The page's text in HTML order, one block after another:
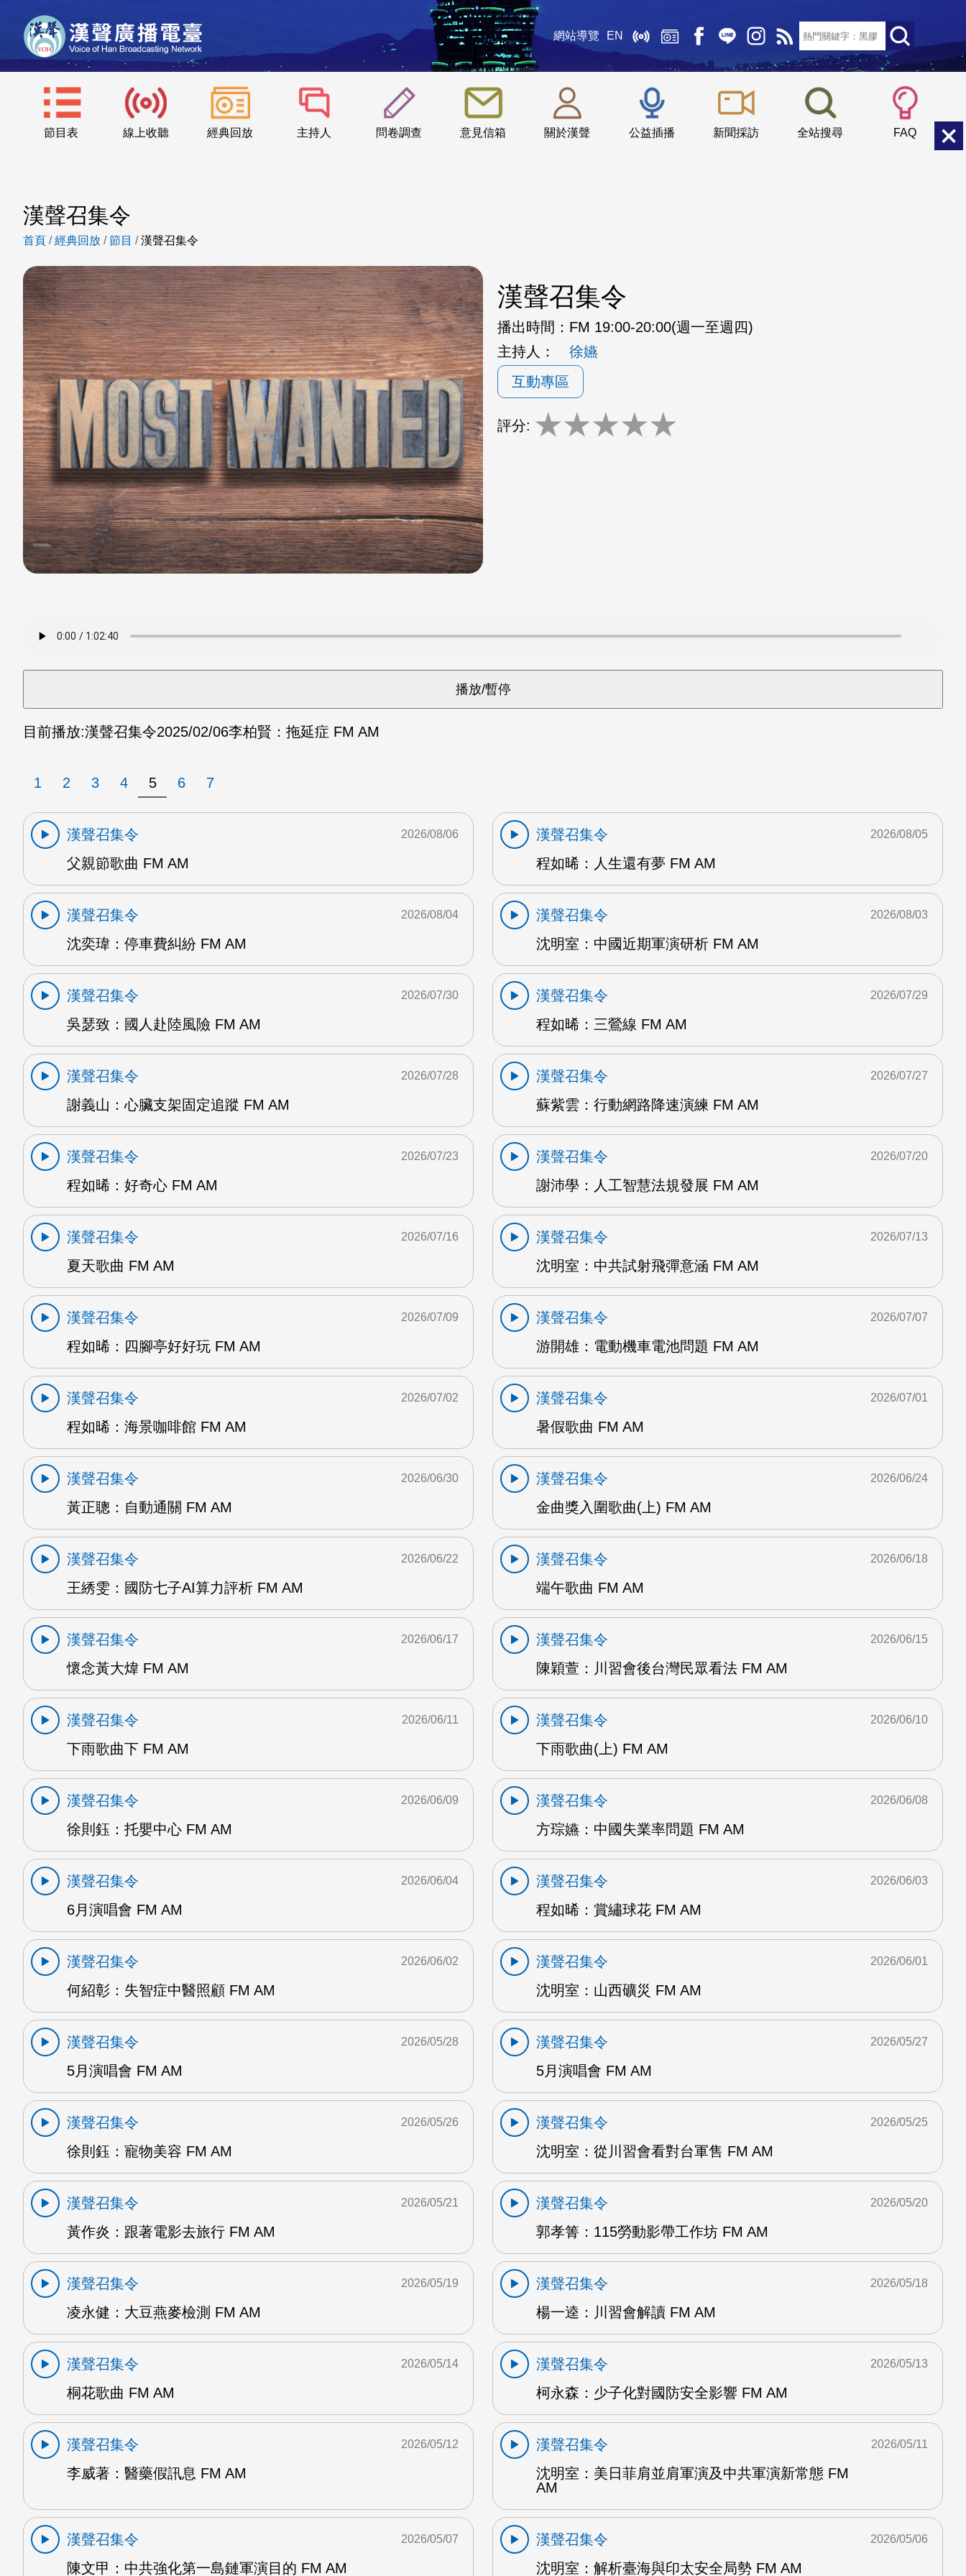
網站導覽 EN
節目表 線上收聽 經典回放 主持人 問卷調查 意見信箱 關於漢聲 公益插播 新聞採訪 全站搜尋 FAQ
::: 小 中
漢聲召集令
首頁 /經典回放 /節目 /漢聲召集令
漢聲召集令
播出時間： FM 19:00-20:00(週一至週四)
主持人：
徐嬿
互動專區
評分: ★★★★★
目前播放:漢聲召集令2025/02/06李柏賢：拖延症 FM AM
1 2 3 4 5 6 7
漢聲召集令
父親節歌曲 FM AM
2026/08/06
漢聲召集令
程如晞：人生還有夢 FM AM
2026/08/05
漢聲召集令
沈奕瑋：停車費糾紛 FM AM
2026/08/04
漢聲召集令
沈明室：中國近期軍演研析 FM AM
2026/08/03
漢聲召集令
吳瑟致：國人赴陸風險 FM AM
2026/07/30
漢聲召集令
程如晞：三鶯線 FM AM
2026/07/29
漢聲召集令
謝義山：心臟支架固定追蹤 FM AM
2026/07/28
漢聲召集令
蘇紫雲：行動網路降速演練 FM AM
2026/07/27
漢聲召集令
程如晞：好奇心 FM AM
2026/07/23
漢聲召集令
謝沛學：人工智慧法規發展 FM AM
2026/07/20
漢聲召集令
夏天歌曲 FM AM
2026/07/16
漢聲召集令
沈明室：中共試射飛彈意涵 FM AM
2026/07/13
漢聲召集令
程如晞：四腳亭好好玩 FM AM
2026/07/09
漢聲召集令
游開雄：電動機車電池問題 FM AM
2026/07/07
漢聲召集令
程如晞：海景咖啡館 FM AM
2026/07/02
漢聲召集令
暑假歌曲 FM AM
2026/07/01
漢聲召集令
黃正聰：自動通關 FM AM
2026/06/30
漢聲召集令
金曲獎入圍歌曲(上) FM AM
2026/06/24
漢聲召集令
王綉雯：國防七子AI算力評析 FM AM
2026/06/22
漢聲召集令
端午歌曲 FM AM
2026/06/18
漢聲召集令
懷念黃大煒 FM AM
2026/06/17
漢聲召集令
陳穎萱：川習會後台灣民眾看法 FM AM
2026/06/15
漢聲召集令
下雨歌曲下 FM AM
2026/06/11
漢聲召集令
下雨歌曲(上) FM AM
2026/06/10
漢聲召集令
徐則鈺：托嬰中心 FM AM
2026/06/09
漢聲召集令
方琮嬿：中國失業率問題 FM AM
2026/06/08
漢聲召集令
6月演唱會 FM AM
2026/06/04
漢聲召集令
程如晞：賞繡球花 FM AM
2026/06/03
漢聲召集令
何紹彰：失智症中醫照顧 FM AM
2026/06/02
漢聲召集令
沈明室：山西礦災 FM AM
2026/06/01
漢聲召集令
5月演唱會 FM AM
2026/05/28
漢聲召集令
5月演唱會 FM AM
2026/05/27
漢聲召集令
徐則鈺：寵物美容 FM AM
2026/05/26
漢聲召集令
沈明室：從川習會看對台軍售 FM AM
2026/05/25
漢聲召集令
黃作炎：跟著電影去旅行 FM AM
2026/05/21
漢聲召集令
郭孝箐：115勞動影帶工作坊 FM AM
2026/05/20
漢聲召集令
凌永健：大豆燕麥檢測 FM AM
2026/05/19
漢聲召集令
楊一逵：川習會解讀 FM AM
2026/05/18
漢聲召集令
桐花歌曲 FM AM
2026/05/14
漢聲召集令
柯永森：少子化對國防安全影響 FM AM
2026/05/13
漢聲召集令
李威著：醫藥假訊息 FM AM
2026/05/12
漢聲召集令
沈明室：美日菲肩並肩軍演及中共軍演新常態 FM
AM
2026/05/11
漢聲召集令
陳文甲：中共強化第一島鏈軍演目的 FM AM
2026/05/07
漢聲召集令
沈明室：解析臺海與印太安全局勢 FM AM
2026/05/06